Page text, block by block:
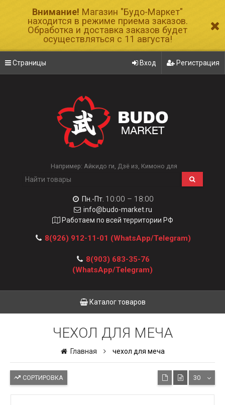
Внимание! Магазин "Будо-Маркет"
находится в режиме приема заказов.
Обработка и доставка заказов будет
осуществляться с 11 августа!
Страницы Вход Регистрация
Например: Айкидо ги Дзё из Кимоно для
Пн.-Пт. 10:00 – 18:00
info@budo-market.ru
Работаем по всей территории РФ
8(926) 912-11-01 (WhatsApp/Telegram)
8(903) 683-35-76
(WhatsApp/Telegram)
Каталог товаров
ЧЕХОЛ ДЛЯ МЕЧА
Главная чехол для меча
СОРТИРОВКА 30